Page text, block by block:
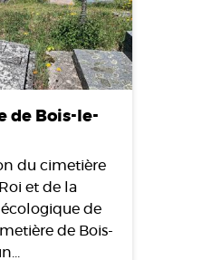
de Bois-le-
du cimetière
et de la
de
de Bois-